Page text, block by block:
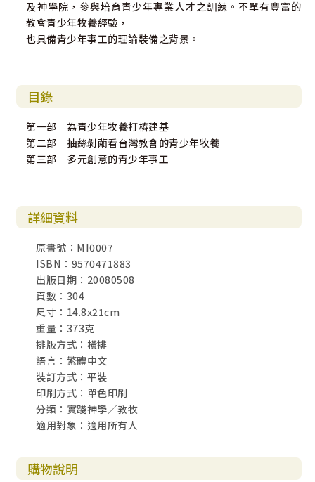
及神學院，參與培育青少年專業人才之訓練。不單有豐富的
教會青少年牧養經驗，
也具備青少年事工的理論裝備之背景。
目錄
第一部 為青少年牧養打樁建基
第二部 抽絲剝繭看台灣教會的青少年牧養
第三部 多元創意的青少年事工
詳細資料
原書號：MI0007
ISBN：9570471883
出版日期：20080508
頁數：304
尺寸：14.8x21cm
重量：373克
排版方式：橫排
語言：繁體中文
裝訂方式：平裝
印刷方式：單色印刷
分類：實踐神學／教牧
適用對象：適用所有人
購物說明